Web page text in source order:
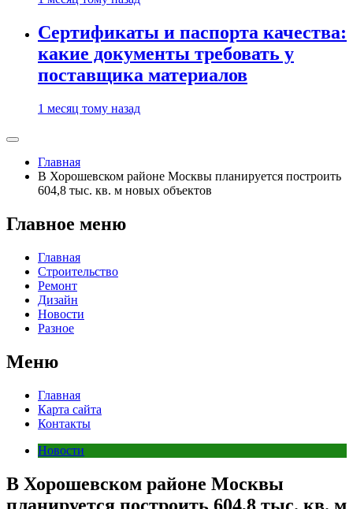
Сертификаты и паспорта качества:
какие документы требовать у
поставщика материалов
1 месяц тому назад
Главная
В Хорошевском районе Москвы планируется построить
604,8 тыс. кв. м новых объектов
Главное меню
Главная
Строительство
Ремонт
Дизайн
Новости
Разное
Меню
Главная
Карта сайта
Контакты
Новости
В Хорошевском районе Москвы
планируется построить 604,8 тыс. кв. м